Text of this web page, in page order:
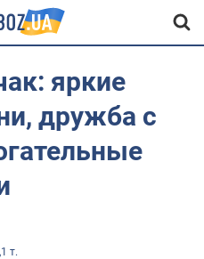
яркие
дружба с
т.